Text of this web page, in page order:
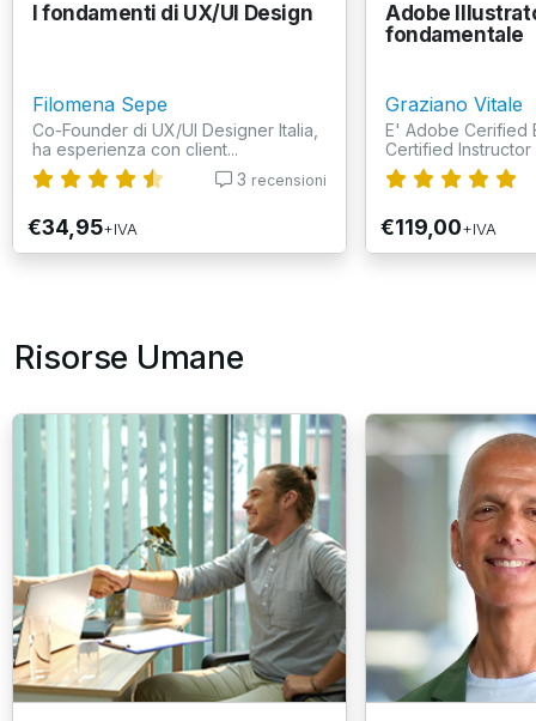
I fondamenti di UX/UI Design
Filomena Sepe
Co-Founder di UX/UI Designer Italia,
ha esperienza con client...
3 recensioni
€34,95+IVA
Adobe
fondamentale
Graziano Vitale
E' Adobe Cerified
Certified Instructor
€119,00+IVA
Risorse Umane